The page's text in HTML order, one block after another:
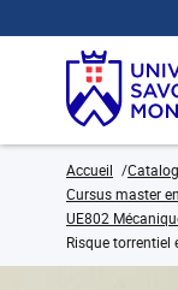
Accueil
Cursus master
UE802
Risque torrentiel